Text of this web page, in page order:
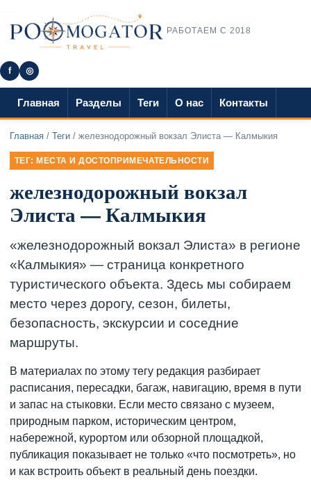
РАБОТАЕМ С 2018
f ◎
Главная Разделы Теги О нас Контакты
Главная / Теги / железнодорожный вокзал Элиста — Калмыкия
ТЕГ: МЕСТА И ДОСТОПРИМЕЧАТЕЛЬНОСТИ
железнодорожный вокзал
Элиста — Калмыкия
«железнодорожный вокзал Элиста» в регионе
«Калмыкия» — страница конкретного
туристического объекта. Здесь мы собираем
место через дорогу, сезон, билеты,
безопасность, экскурсии и соседние
маршруты.
В материалах по этому тегу редакция разбирает
расписания, пересадки, багаж, навигацию, время в пути
и запас на стыковки. Если место связано с музеем,
природным парком, историческим центром,
набережной, курортом или обзорной площадкой,
публикация показывает не только «что посмотреть», но
и как встроить объект в реальный день поездки.